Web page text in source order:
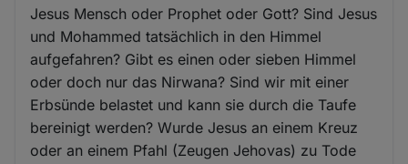
Jesus Mensch oder Prophet oder Gott? Sind Jesus
und Mohammed tatsächlich in den Himmel
aufgefahren? Gibt es einen oder sieben Himmel
oder doch nur das Nirwana? Sind wir mit einer
Erbsünde belastet und kann sie durch die Taufe
bereinigt werden? Wurde Jesus an einem Kreuz
oder an einem Pfahl (Zeugen Jehovas) zu Tode